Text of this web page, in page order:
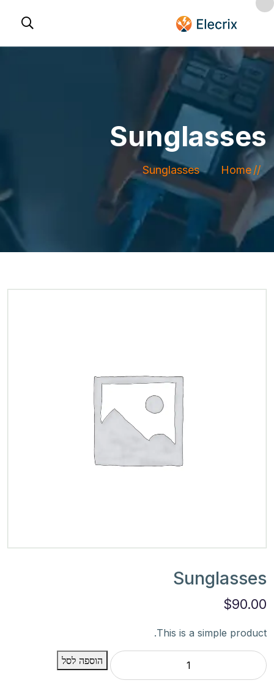
Sunglasses
Home
Sunglasses
Sunglasses
$90.00
This is a simple product.
כמות
של
הוספה לסל